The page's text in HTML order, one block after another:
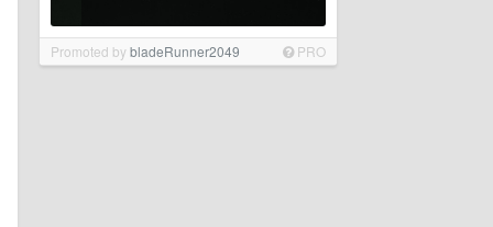
Promoted bybladeRunner2049 PRO